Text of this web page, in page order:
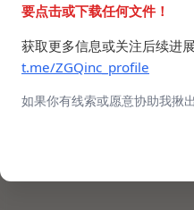
要点击或下载任何文件！
获取更多信息或关注后续进
t.me/ZGQinc_profile
如果你有线索或愿意协助我揪